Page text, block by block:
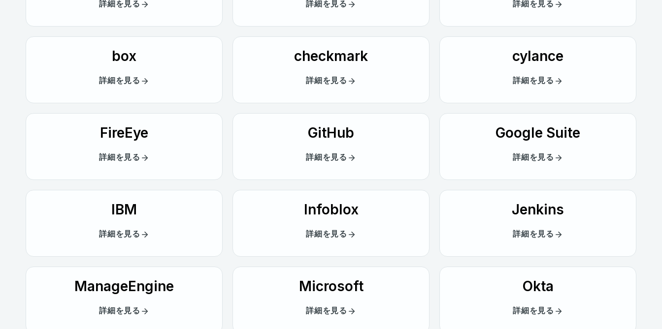
詳細を見る 詳細を見る 詳細を見る
box
詳細を見る
checkmark
詳細を見る
cylance
詳細を見る
FireEye
詳細を見る
GitHub
詳細を見る
Google Suite
詳細を見る
IBM
詳細を見る
Infoblox
詳細を見る
Jenkins
詳細を見る
ManageEngine
詳細を見る
Microsoft
詳細を見る
Okta
詳細を見る